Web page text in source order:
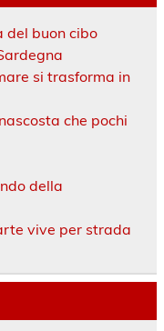
del buon cibo
si trasforma in
che pochi
della
vive per strada